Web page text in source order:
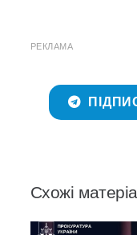
РЕКЛАМА
Схожі